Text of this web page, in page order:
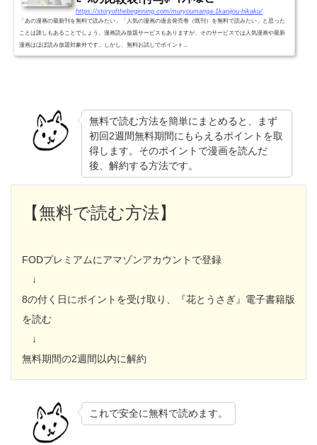
https://storyofthebeginning.com/muryoumanga-1kanijou-hikaku/
「あの漫画の最新刊を無料で読みたい」「人気の漫画の過去発売巻（既刊）を無料で読みたい」と思った
ことは誰しもあることでしょう。漫画読み放題サービスもありますが、そのサービスでは人気漫画や最新
漫画はほぼ読み放題対象外です。しかし、無料お試しでポイント...
無料で読む方法を簡単にまとめると、まず
初回2週間無料期間にもらえるポイントを取
得します。そのポイントで漫画を読んだ
後、解約する方法です。
【無料で読む方法】
FODプレミアムにアマゾンアカウントで登録
↓
8の付く日にポイントを受け取り、『花とうさぎ』電子書籍版
を読む
↓
無料期間の2週間以内に解約
これで安全に無料で読めます。